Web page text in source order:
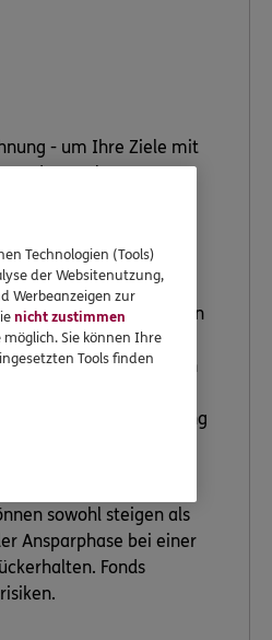
- um Ihre Ziele mit
an.
reduzieren oder den
Anteilspreis durch den
zur Verfügung
pflanzt die ERGO einen
sowohl steigen als
Ansparphase bei einer
Fonds
Technologien (Tools)
der Websitenutzung,
Werbeanzeigen zur
nicht zustimmen
Sie können Ihre
Tools finden